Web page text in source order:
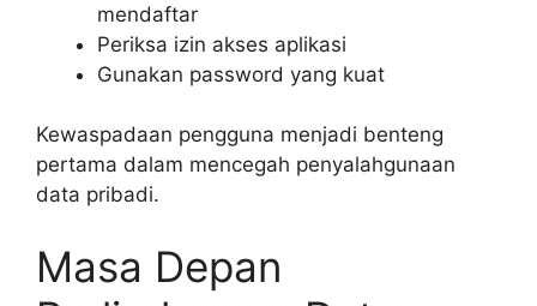
mendaftar
Periksa izin akses aplikasi
Gunakan password yang kuat
Kewaspadaan pengguna menjadi benteng
pertama dalam mencegah penyalahgunaan
data pribadi.
Masa Depan